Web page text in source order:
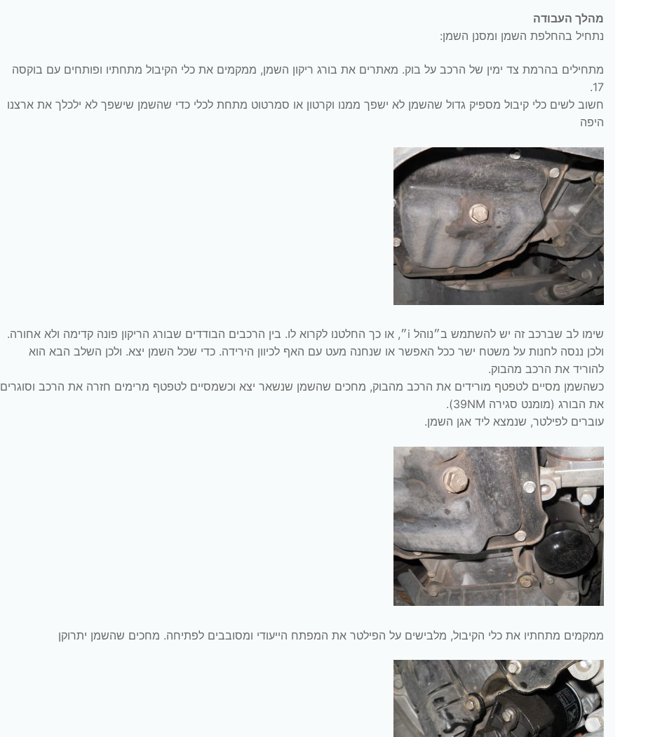
מהלך העבודה
נתחיל בהחלפת השמן ומסנן השמן:
מתחילים בהרמת צד ימין של הרכב על בוק. מאתרים את בורג ריקון השמן, ממקמים את כלי הקיבול מתחתיו ופותחים עם בוקסה
17.
חשוב לשים כלי קיבול מספיק גדול שהשמן לא ישפך ממנו וקרטון או סמרטוט מתחת לכלי כדי שהשמן שישפך לא ילכלך את ארצנו
היפה
שימו לב שברכב זה יש להשתמש ב״נוהל i״, או כך החלטנו לקרוא לו. בין הרכבים הבודדים שבורג הריקון פונה קדימה ולא אחורה.
ולכן ננסה לחנות על משטח ישר ככל האפשר או שנחנה מעט עם האף לכיוון הירידה. כדי שכל השמן יצא. ולכן השלב הבא הוא
להוריד את הרכב מהבוק.
כשהשמן מסיים לטפטף מורידים את הרכב מהבוק, מחכים שהשמן שנשאר יצא וכשמסיים לטפטף מרימים חזרה את הרכב וסוגרים
את הבורג (מומנט סגירה 39NM).
עוברים לפילטר, שנמצא ליד אגן השמן.
ממקמים מתחתיו את כלי הקיבול, מלבישים על הפילטר את המפתח הייעודי ומסובבים לפתיחה. מחכים שהשמן יתרוקן